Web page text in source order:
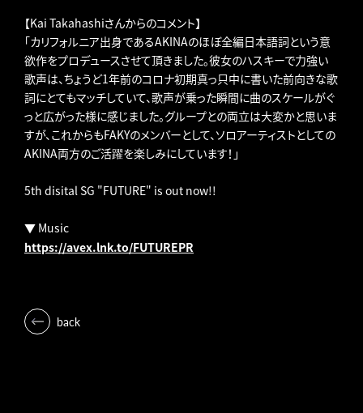
【Kai Takahashiさんからのコメント】
「カリフォルニア出身であるAKINAのほぼ全編日本語詞という意
欲作をプロデュースさせて頂きました。彼女のハスキーで力強い
歌声は、ちょうど1年前のコロナ初期真っ只中に書いた前向きな歌
詞にとてもマッチしていて、歌声が乗った瞬間に曲のスケールがぐ
っと広がった様に感じました。グループとの両立は大変かと思いま
すが、これからもFAKYのメンバーとして、ソロアーティストとしての
AKINA両方のご活躍を楽しみにしています！」
5th disital SG "FUTURE" is out now!!
▼ Music
https://avex.lnk.to/FUTUREPR
back